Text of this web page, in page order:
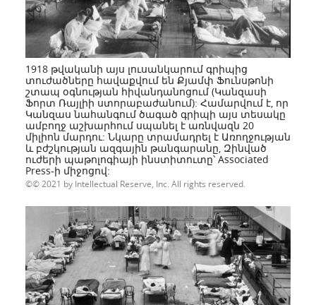
1918 թվականի այս լուսանկարում գրիպից
տուժածները հավաքվում են Քյամփ Ֆունսթոնի
շտապ օգնության հիվանդանոցում (Կանզասի
Ֆորտ Ռայլիի ստորաբաժանում): Համարվում է, որ
Կանզաս նահանգում ծագած գրիպի այս տեսակը
ամբողջ աշխարհում սպանել է առնվազն 20
միլիոն մարդու: Նկարը տրամադրել է Առողջության
և բժշկության ազգային թանգարանը, Զինված
ուժերի պաթոլոգիայի ինստիտուտը՝ Associated
Press-ի միջոցով:
© 2021 by Intellectual Reserve, Inc. All rights reserved.